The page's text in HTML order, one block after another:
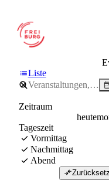
Liste
Zeitraum
heute
Tageszeit
Vormittag
Nachmittag
Abend